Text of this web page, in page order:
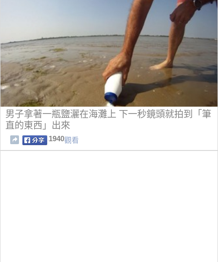
男子拿著一瓶鹽灑在海灘上 下一秒鏡頭就拍到「筆
直的東西」出來
1940觀看